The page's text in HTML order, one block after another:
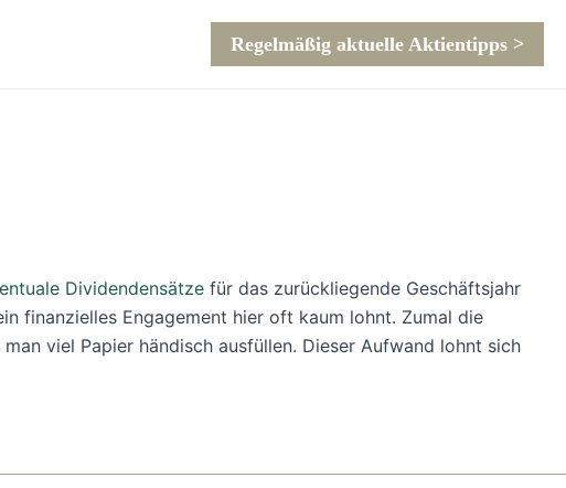
Regelmäßig aktuelle Aktientipps >
Dividendensätze für das zurückliegende Geschäftsjahr
finanzielles Engagement hier oft kaum lohnt. Zumal die
viel Papier händisch ausfüllen. Dieser Aufwand lohnt sich